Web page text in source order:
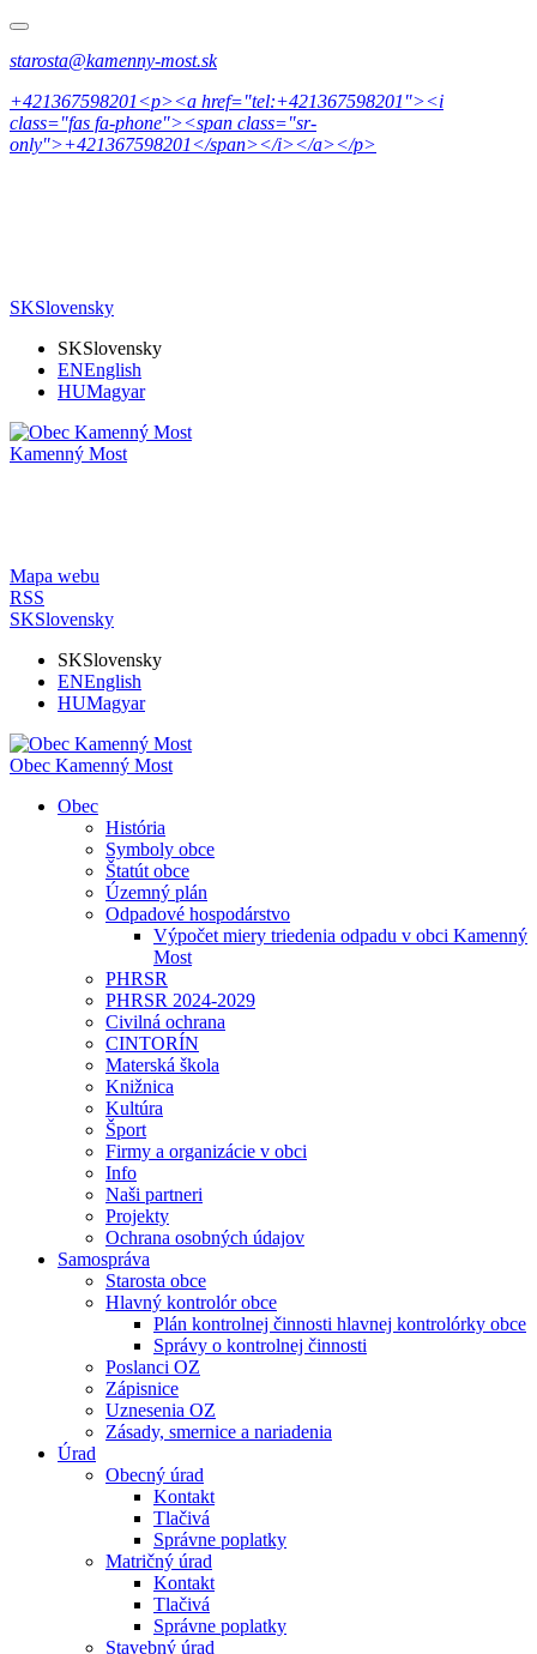
starosta@kamenny-most.sk
+421367598201<p><a href="tel:+421367598201"><i
class="fas fa-phone"><span class="sr-
only">+421367598201</span></i></a></p>
SKSlovensky
SKSlovensky
ENEnglish
HUMagyar
Kamenný Most
Mapa webu
RSS
SKSlovensky
SKSlovensky
ENEnglish
HUMagyar
Obec Kamenný Most
Obec
História
Symboly obce
Štatút obce
Územný plán
Odpadové hospodárstvo
Výpočet miery triedenia odpadu v obci Kamenný
Most
PHRSR
PHRSR 2024-2029
Civilná ochrana
CINTORÍN
Materská škola
Knižnica
Kultúra
Šport
Firmy a organizácie v obci
Info
Naši partneri
Projekty
Ochrana osobných údajov
Samospráva
Starosta obce
Hlavný kontrolór obce
Plán kontrolnej činnosti hlavnej kontrolórky obce
Správy o kontrolnej činnosti
Poslanci OZ
Zápisnice
Uznesenia OZ
Zásady, smernice a nariadenia
Úrad
Obecný úrad
Kontakt
Tlačivá
Správne poplatky
Matričný úrad
Kontakt
Tlačivá
Správne poplatky
Stavebný úrad